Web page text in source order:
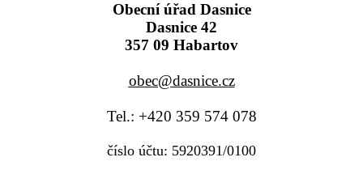
Obecní úřad Dasnice
Dasnice 42
357 09 Habartov
obec@dasnice.cz
Tel.: +420 359 574 078
číslo účtu: 5920391/0100